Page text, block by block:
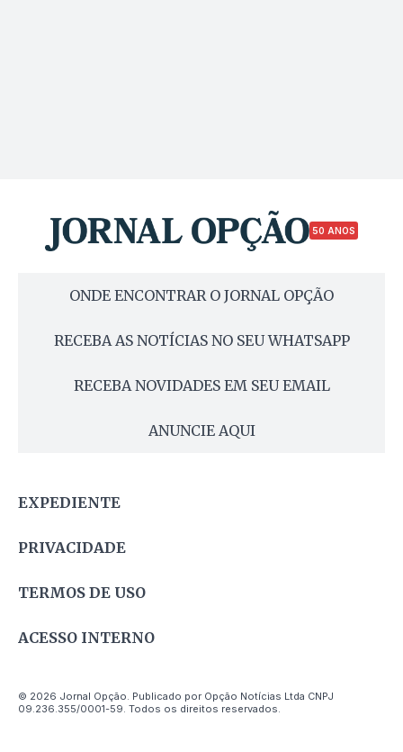
50 ANOS
ONDE ENCONTRAR O JORNAL OPÇÃO
RECEBA AS NOTÍCIAS NO SEU WHATSAPP
RECEBA NOVIDADES EM SEU EMAIL
ANUNCIE AQUI
EXPEDIENTE
PRIVACIDADE
TERMOS DE USO
ACESSO INTERNO
© 2026 Jornal Opção. Publicado por Opção Notícias Ltda CNPJ
09.236.355/0001-59. Todos os direitos reservados.